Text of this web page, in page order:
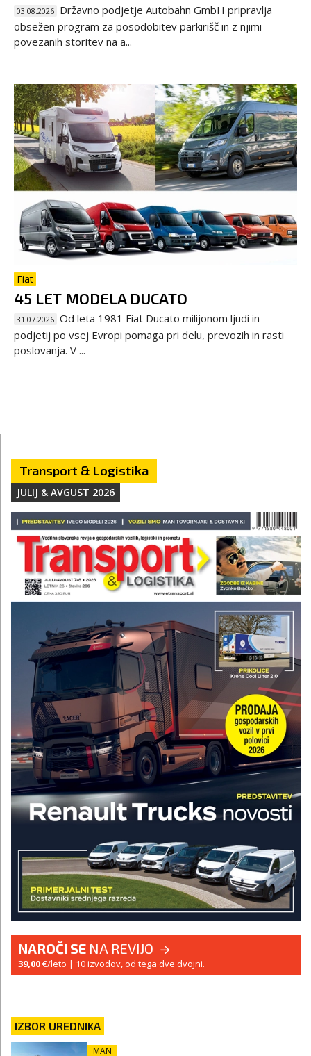
03.08.2026 Državno podjetje Autobahn GmbH pripravlja
obsežen program za posodobitev parkirišč in z njimi
povezanih storitev na a...
Fiat
45 LET MODELA DUCATO
31.07.2026 Od leta 1981 Fiat Ducato milijonom ljudi in
podjetij po vsej Evropi pomaga pri delu, prevozih in rasti
poslovanja. V ...
Transport & Logistika
JULIJ & AVGUST 2026
NAROČI SE NA REVIJO
39,00€/leto | 10 izvodov, od tega dve dvojni.
IZBOR UREDNIKA
MAN